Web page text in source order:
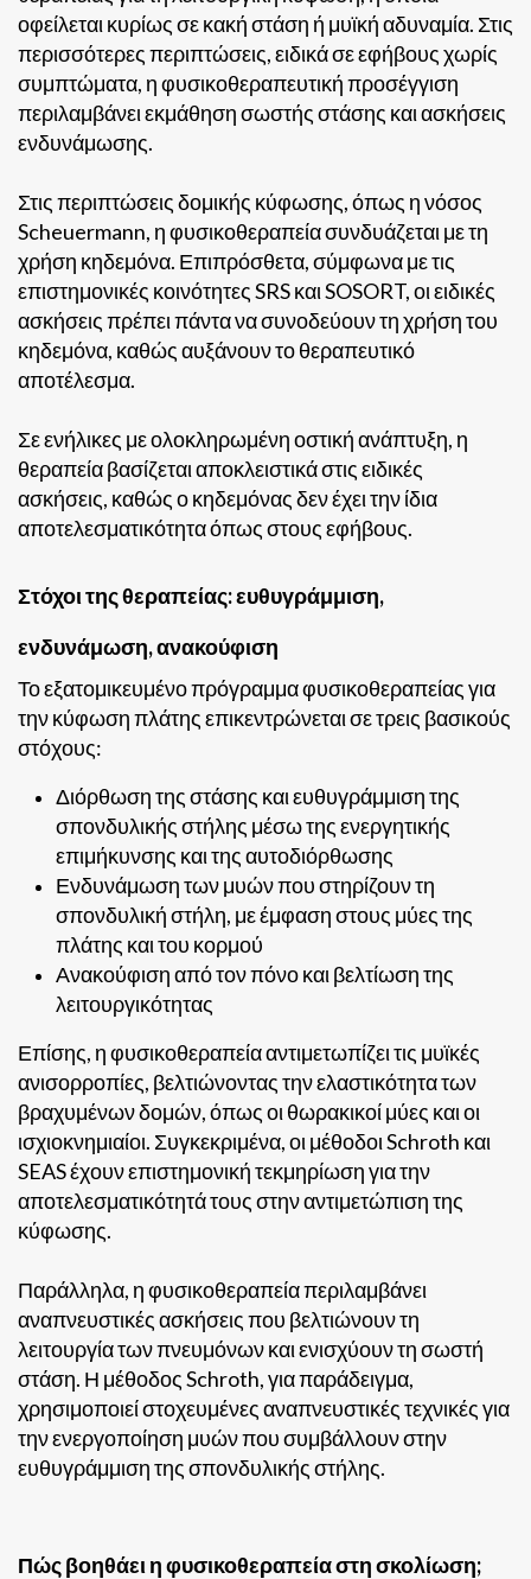
οφείλεται κυρίως σε κακή στάση ή μυϊκή αδυναμία. Στις
περισσότερες περιπτώσεις, ειδικά σε εφήβους χωρίς
συμπτώματα, η φυσικοθεραπευτική προσέγγιση
περιλαμβάνει εκμάθηση σωστής στάσης και ασκήσεις
ενδυνάμωσης.
Στις περιπτώσεις δομικής κύφωσης, όπως η νόσος
Scheuermann, η φυσικοθεραπεία συνδυάζεται με τη
χρήση κηδεμόνα. Επιπρόσθετα, σύμφωνα με τις
επιστημονικές κοινότητες SRS και SOSORT, οι ειδικές
ασκήσεις πρέπει πάντα να συνοδεύουν τη χρήση του
κηδεμόνα, καθώς αυξάνουν το θεραπευτικό
αποτέλεσμα.
Σε ενήλικες με ολοκληρωμένη οστική ανάπτυξη, η
θεραπεία βασίζεται αποκλειστικά στις ειδικές
ασκήσεις, καθώς ο κηδεμόνας δεν έχει την ίδια
αποτελεσματικότητα όπως στους εφήβους.
Στόχοι της θεραπείας: ευθυγράμμιση,
ενδυνάμωση, ανακούφιση
Το εξατομικευμένο πρόγραμμα φυσικοθεραπείας για
την κύφωση πλάτης επικεντρώνεται σε τρεις βασικούς
στόχους:
Διόρθωση της στάσης και ευθυγράμμιση της
σπονδυλικής στήλης μέσω της ενεργητικής
επιμήκυνσης και της αυτοδιόρθωσης
Ενδυνάμωση των μυών που στηρίζουν τη
σπονδυλική στήλη, με έμφαση στους μύες της
πλάτης και του κορμού
Ανακούφιση από τον πόνο και βελτίωση της
λειτουργικότητας
Επίσης, η φυσικοθεραπεία αντιμετωπίζει τις μυϊκές
ανισορροπίες, βελτιώνοντας την ελαστικότητα των
βραχυμένων δομών, όπως οι θωρακικοί μύες και οι
ισχιοκνημιαίοι. Συγκεκριμένα, οι μέθοδοι Schroth και
SEAS έχουν επιστημονική τεκμηρίωση για την
αποτελεσματικότητά τους στην αντιμετώπιση της
κύφωσης.
Παράλληλα, η φυσικοθεραπεία περιλαμβάνει
αναπνευστικές ασκήσεις που βελτιώνουν τη
λειτουργία των πνευμόνων και ενισχύουν τη σωστή
στάση. Η μέθοδος Schroth, για παράδειγμα,
χρησιμοποιεί στοχευμένες αναπνευστικές τεχνικές για
την ενεργοποίηση μυών που συμβάλλουν στην
ευθυγράμμιση της σπονδυλικής στήλης.
Πώς βοηθάει η φυσικοθεραπεία στη σκολίωση;